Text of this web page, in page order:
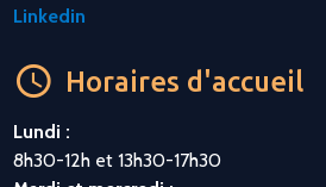
Linkedin
Horaires d'accueil
Lundi :
8h30-12h et 13h30-17h30